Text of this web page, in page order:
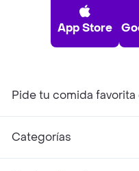
App Store
Pide tu comida
Categorías